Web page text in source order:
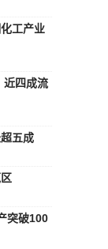
工产业
近四成流
五成
突破100